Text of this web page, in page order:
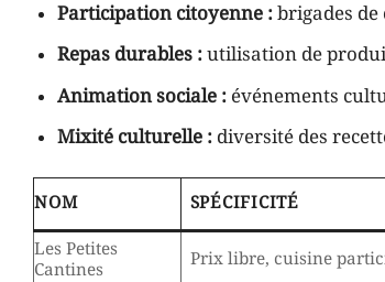
Participation citoyenne :brigades
Repas durables :utilisation de
Animation sociale : événements
Mixité culturelle : diversité des
NOM SPÉCIFICITÉ
Les Petites
Cantines
Prix libre, cuisine